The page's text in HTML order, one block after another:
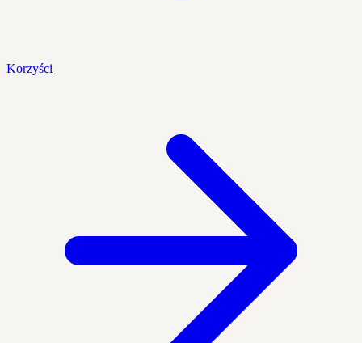
Korzyści